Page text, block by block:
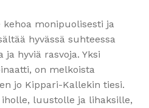
monipuolisesti ja
hyvässä suhteessa
hyviä rasvoja. Yksi
on melkoista
jo Kippari-Kallekin tiesi.
iholle, luustolle ja lihaksille,